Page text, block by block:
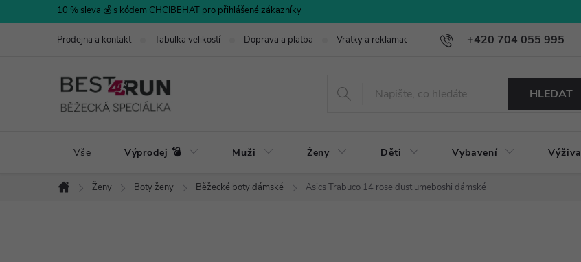
na
10 % sleva 💰 s kódem CHCIBEHAT pro přihlášené zákazníky
+420 704 055 995
Prodejna a kontakt Tabulka velikostí Doprava a platba Vratky a reklamace
HLEDAT
Vše Výprodej 💣 Muži Ženy Děti Vybavení Výživa
Domů
Ženy Boty ženy Běžecké boty dámské Asics Trabuco 14 rose dust umeboshi dámské